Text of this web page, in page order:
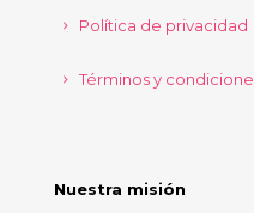
Política de privacidad
Términos y
Nuestra misión